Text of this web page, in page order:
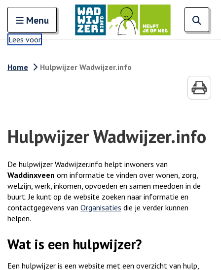
Open en sluit het
Menu
Lees voor
Home Hulpwijzer Wadwijzer.info
Hulpwijzer Wadwijzer.info
De hulpwijzer Wadwijzer.info helpt inwoners van
Waddinxveen om informatie te vinden over wonen, zorg,
welzijn, werk, inkomen, opvoeden en samen meedoen in de
buurt. Je kunt op de website zoeken naar informatie en
contactgegevens van Organisaties die je verder kunnen
helpen.
Wat is een hulpwijzer?
Een hulpwijzer is een website met een overzicht van hulp,